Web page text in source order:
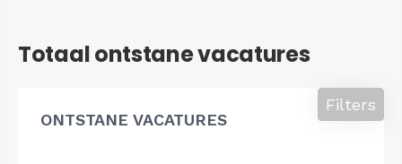
Totaal ontstane vacatures
ONTSTANE VACATURES
Filters